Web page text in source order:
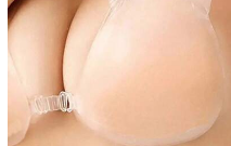
4.43
하루 전에